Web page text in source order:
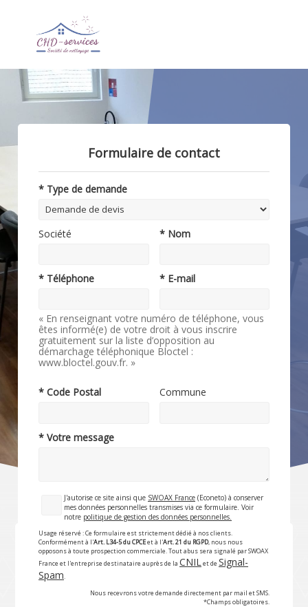
Formulaire de contact
* Type de demande
Société * Nom
* Téléphone * E-mail
« En renseignant votre numéro de téléphone, vous
êtes informé(e) de votre droit à vous inscrire
gratuitement sur la liste d’opposition au
démarchage téléphonique Bloctel :
www.bloctel.gouv.fr. »
* Code Postal Commune
* Votre message
J'autorise ce site ainsi que SWOAX France (Econeto) à conserver
mes données personnelles transmises via ce formulaire. Voir
notre politique de gestion des données personnelles.
Usage réservé : Ce formulaire est strictement dédié à nos clients.
Conformément à l'Art. L34-5 du CPCEet à l'Art. 21 du RGPD, nous nous
opposons à toute prospection commerciale. Tout abus sera signalé par SWOAX
France et l'entreprise destinataire auprès de la CNILet de Signal-
Spam.
Nous recevrons votre demande directement par mail et SMS.
*Champs obligatoires.